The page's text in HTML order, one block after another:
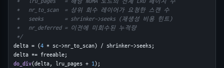
*   nr_to_scan  = 상위 회수 레이어가 요청한 스캔 수
*   seeks       = shrinker->seeks (재생성 비용 힌트)
*   nr_deferred = 이전에 미회수된 누적량
*/
delta = (4 * sc->nr_to_scan) / shrinker->seeks;
delta *= freeable;
do_div(delta, lru_pages + 1);